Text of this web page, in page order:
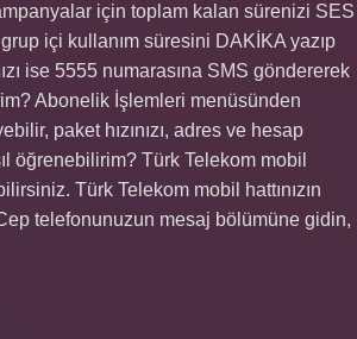
için toplam kalan sürenizi SES
içi kullanım süresini DAKİKA yazıp
ise 5555 numarasına SMS göndererek
Abonelik İşlemleri menüsünden
paket hızınızı, adres ve hesap
öğrenebilirim? Türk Telekom mobil
Türk Telekom mobil hattınızın
telefonunuzun mesaj bölümüne gidin,